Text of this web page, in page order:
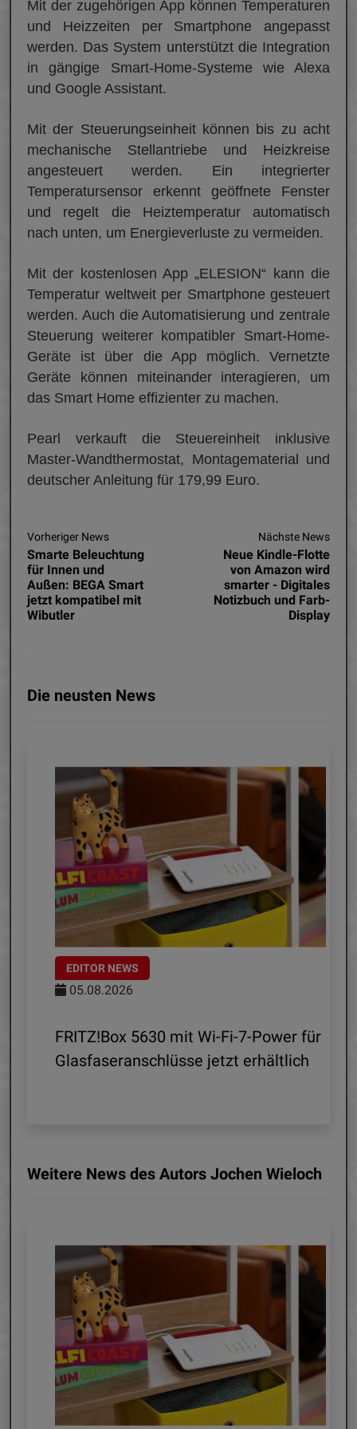
Mit der zugehörigen App können Temperaturen
und Heizzeiten per Smartphone angepasst
werden. Das System unterstützt die Integration
in gängige Smart-Home-Systeme wie Alexa
und Google Assistant.
Mit der Steuerungseinheit können bis zu acht
mechanische Stellantriebe und Heizkreise
angesteuert werden. Ein integrierter
Temperatursensor erkennt geöffnete Fenster
und regelt die Heiztemperatur automatisch
nach unten, um Energieverluste zu vermeiden.
Mit der kostenlosen App „ELESION“ kann die
Temperatur weltweit per Smartphone gesteuert
werden. Auch die Automatisierung und zentrale
Steuerung weiterer kompatibler Smart-Home-
Geräte ist über die App möglich. Vernetzte
Geräte können miteinander interagieren, um
das Smart Home effizienter zu machen.
Pearl verkauft die Steuereinheit inklusive
Master-Wandthermostat, Montagematerial und
deutscher Anleitung für 179,99 Euro.
Vorheriger News
Smarte Beleuchtung
für Innen und
Außen: BEGA Smart
jetzt kompatibel mit
Wibutler
Nächste News
Neue Kindle-Flotte
von Amazon wird
smarter - Digitales
Notizbuch und Farb-
Display
Die neusten News
EDITOR NEWS
05.08.2026
FRITZ!Box 5630 mit Wi-Fi-7-Power für
Glasfaseranschlüsse jetzt erhältlich
Weitere News des Autors Jochen Wieloch